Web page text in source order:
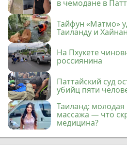
в чемодане в
Тайфун «Матмо»
Таиланду и
На Пхукете
россиянина
Паттайский суд
убийц пяти
Таиланд:
массажа — что
медицина?